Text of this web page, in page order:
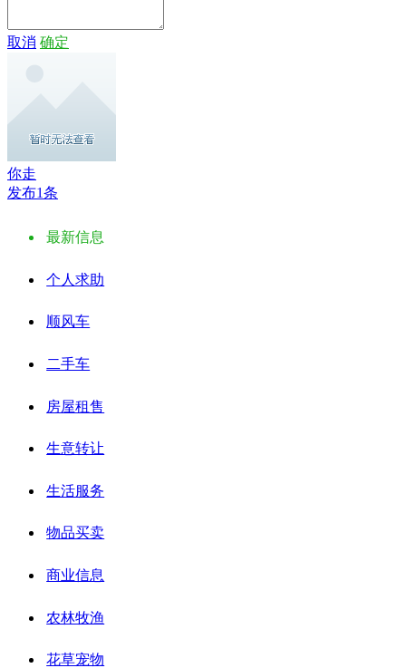
取消 确定
你走
发布1条
最新信息
个人求助
顺风车
二手车
房屋租售
生意转让
生活服务
物品买卖
商业信息
农林牧渔
花草宠物